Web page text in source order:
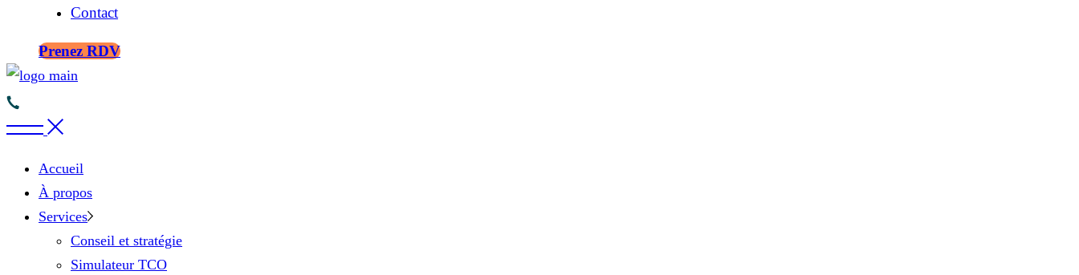
Contact
Prenez RDV
Accueil
À propos
Services
Conseil et stratégie
Simulateur TCO